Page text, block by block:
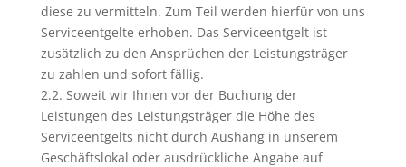
diese zu vermitteln. Zum Teil werden hierfür von uns
Serviceentgelte erhoben. Das Serviceentgelt ist
zusätzlich zu den Ansprüchen der Leistungsträger
zu zahlen und sofort fällig.
2.2. Soweit wir Ihnen vor der Buchung der
Leistungen des Leistungsträger die Höhe des
Serviceentgelts nicht durch Aushang in unserem
Geschäftslokal oder ausdrückliche Angabe auf